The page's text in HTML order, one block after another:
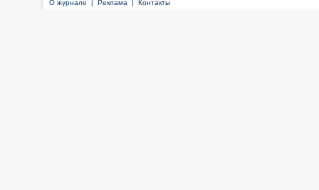
О журнале | Реклама | Контакты